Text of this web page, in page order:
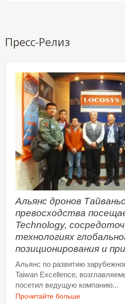
Пресс-Релиз
Альянс дронов
превосходства
Technology,
технологиях
позиционирования и
Альянс по развитию
Taiwan Excellence,
посетил ведущую компанию...
Прочитайте больше